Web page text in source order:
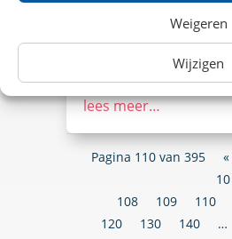
Weigeren
Wijzigen
NS International. Elke
vertrekken er meer
internationale treinen
diverse treinstations
zuiderburen.
lees meer…
Pagina 110 van 395
10
108
109 110
120
130 140 …